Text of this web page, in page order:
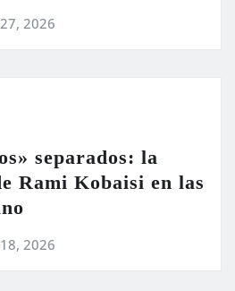
2026
separados: la
Rami Kobaisi en las
2026